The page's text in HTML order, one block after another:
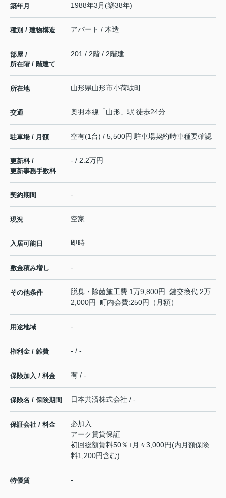
築年月 1988年3月(築38年)
種別 / 建物構造 アパート / 木造
部屋 /
所在階 / 階建て
201 / 2階 / 2階建
所在地 山形県山形市小荷駄町
交通 奥羽本線 「山形 」駅 徒歩24分
駐車場 / 月額 空有(1台) / 5,500円 駐車場契約時車種要確認
更新料 /
更新事務手数料
- / 2.2万円
契約期間 -
現況 空家
入居可能日 即時
敷金積み増し -
その他条件
脱臭・除菌施工費:1万9,800円 鍵交換代:2万
2,000円 町内会費:250円（月額）
用途地域 -
権利金 / 雑費 - / -
保険加入 / 料金 有 / -
保険名 / 保険期間 日本共済株式会社 / -
保証会社 / 料金
必加入
アーク賃貸保証
初回総額賃料50％+月々3,000円(内月額保険
料1,200円含む)
特優賃 -